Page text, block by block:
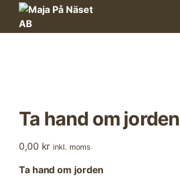
Ta hand om jorden
0,00 kr inkl. moms
Ta hand om jorden